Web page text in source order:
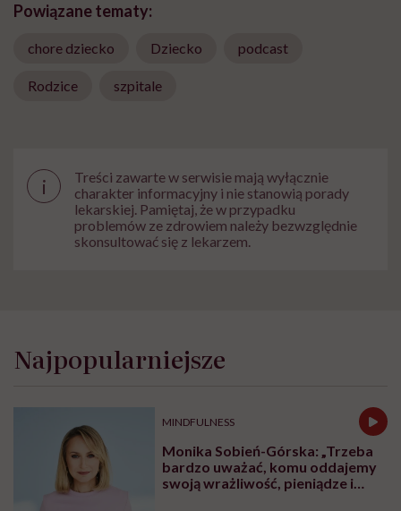
Powiązane tematy:
chore dziecko Dziecko podcast
Rodzice szpitale
i
Treści zawarte w serwisie mają wyłącznie
charakter informacyjny i nie stanowią porady
lekarskiej. Pamiętaj, że w przypadku
problemów ze zdrowiem należy bezwzględnie
skonsultować się z lekarzem.
Najpopularniejsze
MINDFULNESS
Monika Sobień-Górska: „Trzeba
bardzo uważać, komu oddajemy
swoją wrażliwość, pieniądze i